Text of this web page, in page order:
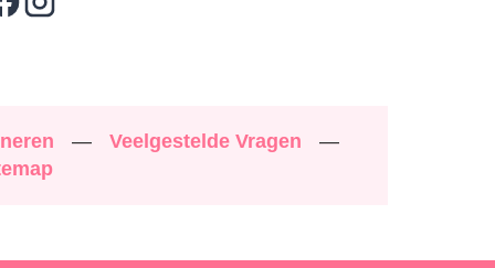
— Veelgestelde Vragen
—